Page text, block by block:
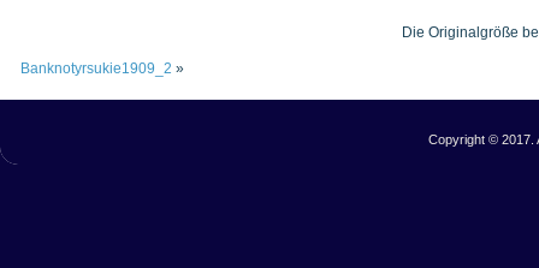
Die Originalgröße
Banknotyrsukie1909_2 »
Copyright © 2017.